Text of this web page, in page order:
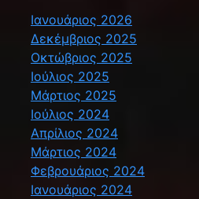
Ιανουάριος 2026
Δεκέμβριος 2025
Οκτώβριος 2025
Ιούλιος 2025
Μάρτιος 2025
Ιούλιος 2024
Απρίλιος 2024
Μάρτιος 2024
Φεβρουάριος 2024
Ιανουάριος 2024